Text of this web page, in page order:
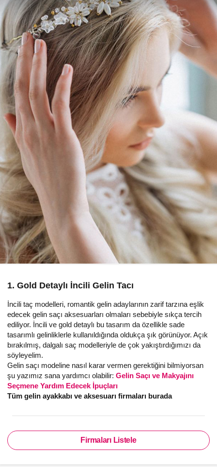
1. Gold Detaylı İncili Gelin Tacı
İncili taç modelleri, romantik gelin adaylarının zarif tarzına eşlik
edecek gelin saçı aksesuarları olmaları sebebiyle sıkça tercih
ediliyor. İncili ve gold detaylı bu tasarım da özellikle sade
tasarımlı gelinliklerle kullanıldığında oldukça şık görünüyor. Açık
bırakılmış, dalgalı saç modelleriyle de çok yakıştırdığımızı da
söyleyelim.
Gelin saçı modeline nasıl karar vermen gerektiğini bilmiyorsan
şu yazımız sana yardımcı olabilir: Gelin Saçı ve Makyajını
Seçmene Yardım Edecek İpuçları
Tüm gelin ayakkabı ve aksesuarı firmaları burada
Firmaları Listele